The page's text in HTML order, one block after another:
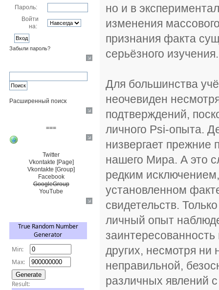
Пароль:
Войти
на:
Забыли пароль?
Расширенный поиск
===
Twitter
Vkontakte [Page]
Vkontakte [Group]
Facebook
GoogleGroup
YouTube
но и в
изменения
признания факта
серьёзного изучения.
Для большинства
неочевиден
подтверждений,
личного Psi-опыта.
низвергает прежние
нашего Мира. А это
редким
установленном
свидетельств.
личный опыт
других, несмотря ни
неправильной,
различных явлений